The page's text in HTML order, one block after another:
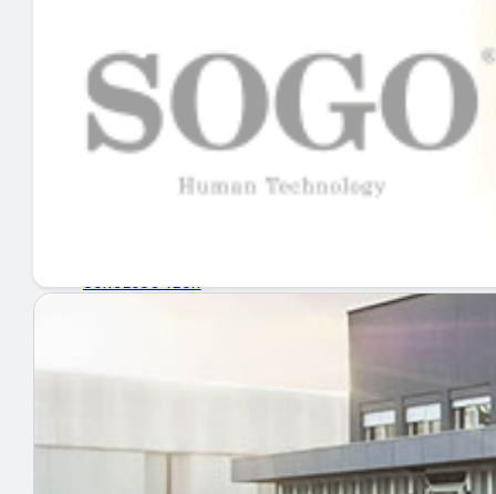
INICIO
EMPRESAS
GUÍA DE COMPRA